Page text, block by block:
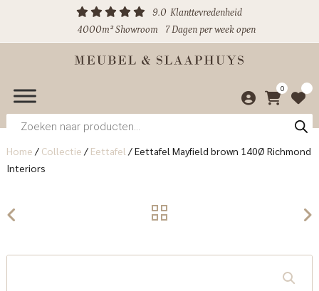
9.0 Klanttevredenheid
4000m² Showroom
7 Dagen per week open
0
Producten
zoeken
Home / Collectie / Eettafel /Eettafel Mayfield brown 140Ø Richmond
Interiors